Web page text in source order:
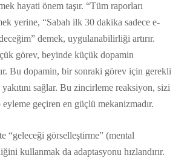
hayati önem taşır. “Tüm raporları
yerine, “Sabah ilk 30 dakika sadece e-
demek, uygulanabilirliği artırır.
görev, beyinde küçük dopamin
Bu dopamin, bir sonraki görev için gerekli
sağlar. Bu zincirleme reaksiyon, sizi
eyleme geçiren en güçlü mekanizmadır.
“geleceği görselleştirme” (mental
kullanmak da adaptasyonu hızlandırır.